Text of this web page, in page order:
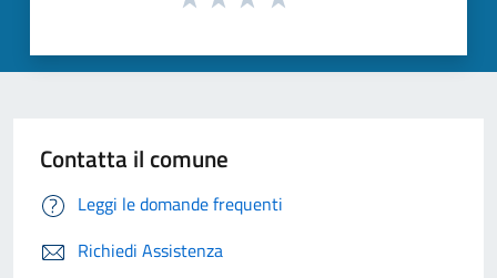
Contatta il comune
Leggi le domande frequenti
Richiedi Assistenza